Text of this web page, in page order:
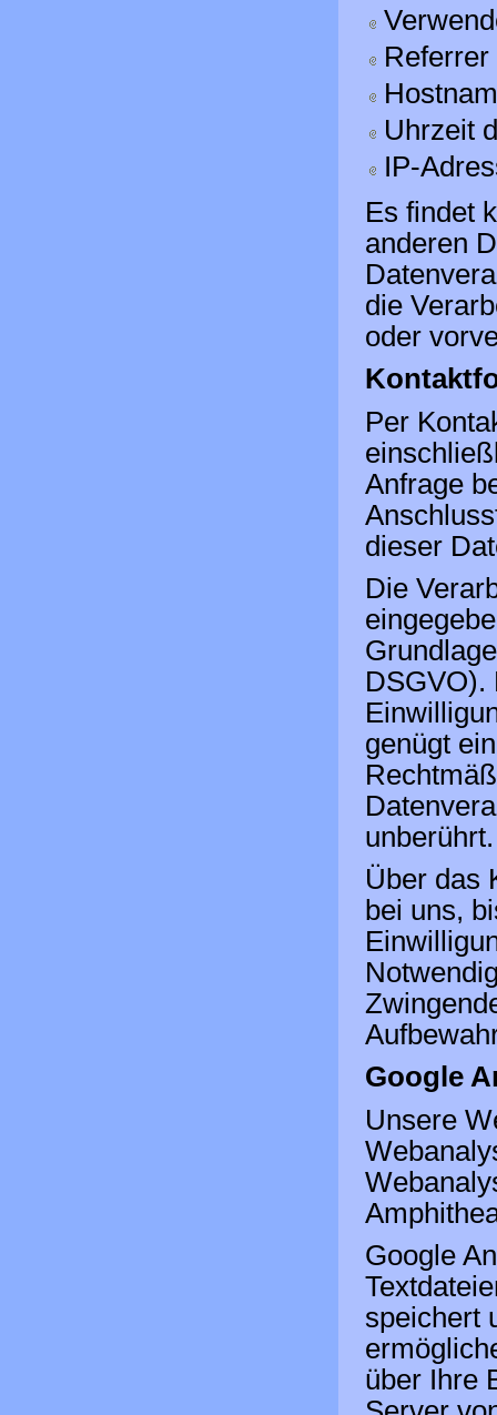
Uhrzeit
IP-
Es findet
anderen
die
oder
Per
Anfrage
dieser
Die
DSGVO).
genügt
unberührt.
Über das
bei uns,
Google
Unsere
Google
speichert
über Ihre